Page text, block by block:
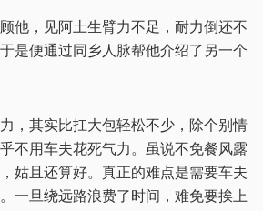
他，见阿土生臂力不足，耐力倒还不
是便通过同乡人脉帮他介绍了另一个
，其实比扛大包轻松不少，除个别情
不用车夫花死气力。虽说不免餐风露
姑且还算好。真正的难点是需要车夫
一旦绕远路浪费了时间，难免要挨上